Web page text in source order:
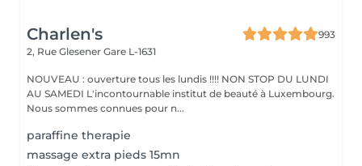
Charlen's
993
2, Rue Glesener Gare L-1631
NOUVEAU : ouverture tous les lundis !!!! NON STOP DU LUNDI
AU SAMEDI L'incontournable institut de beauté à Luxembourg.
Nous sommes connues pour n...
paraffine therapie
massage extra pieds 15mn